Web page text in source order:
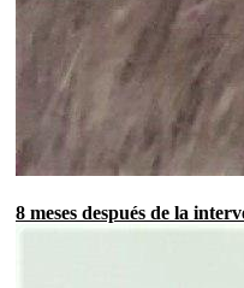
8 meses después de la